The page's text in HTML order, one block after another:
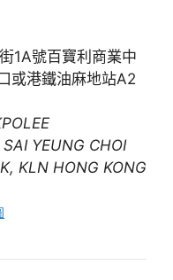
1A號百寶利商業中
或港鐵油麻地站A2
YEUNG CHOI
KLN HONG KONG